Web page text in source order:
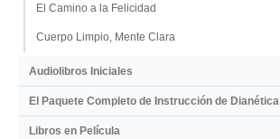
El Camino a la Felicidad
Cuerpo Limpio, Mente Clara
Audiolibros Iniciales
El Paquete Completo de Instrucción de Dianética
Libros en Película